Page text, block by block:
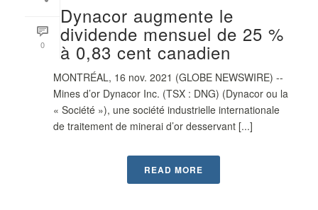
0
Dynacor augmente le
dividende mensuel de 25 %
à 0,83 cent canadien
MONTRÉAL, 16 nov. 2021 (GLOBE NEWSWIRE) --
Mines d’or Dynacor Inc. (TSX : DNG) (Dynacor ou la
« Société »), une société industrielle internationale
de traitement de minerai d’or desservant [...]
READ MORE